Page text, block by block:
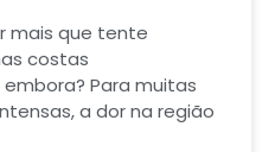
mais que tente
costas
Para muitas
a dor na região